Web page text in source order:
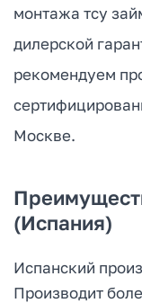
монтажа тсу
дилерской
рекомендуем
Москве.
(Испания)
Испанский
Производит